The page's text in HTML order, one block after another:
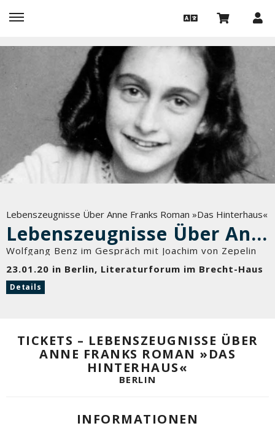
Lebenszeugnisse Über Anne Franks Roman »Das Hinterhaus«
Lebenszeugnisse Über Anne Franks Roman »Das Hinterhaus«
Wolfgang Benz im Gespräch mit Joachim von Zepelin
23.01.20 in Berlin, Literaturforum im Brecht-Haus
Details
TICKETS – LEBENSZEUGNISSE ÜBER
ANNE FRANKS ROMAN »DAS
HINTERHAUS«
BERLIN
INFORMATIONEN